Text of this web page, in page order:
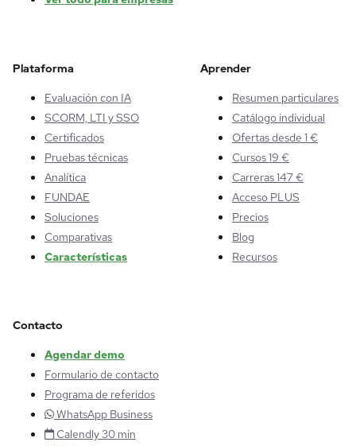
Plataforma
Evaluación con IA
SCORM, LTI y SSO
Certificados
Pruebas técnicas
Analítica
FUNDAE
Soluciones
Comparativas
Características
Aprender
Resumen particulares
Catálogo individual
Ofertas desde 1 €
Cursos 19 €
Carreras 147 €
Acceso PLUS
Precios
Blog
Recursos
Contacto
Agendar demo
Formulario de contacto
Programa de referidos
WhatsApp Business
Calendly 30 min